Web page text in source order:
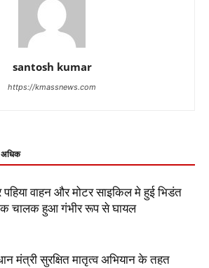
santosh kumar
https://kmassnews.com
पहिया वाहन और मोटर साइकिल मे हुई भिडंत
चालक हुआ गंभीर रूप से घायल
मंत्री सुरक्षित मातृत्व अभियान के तहत